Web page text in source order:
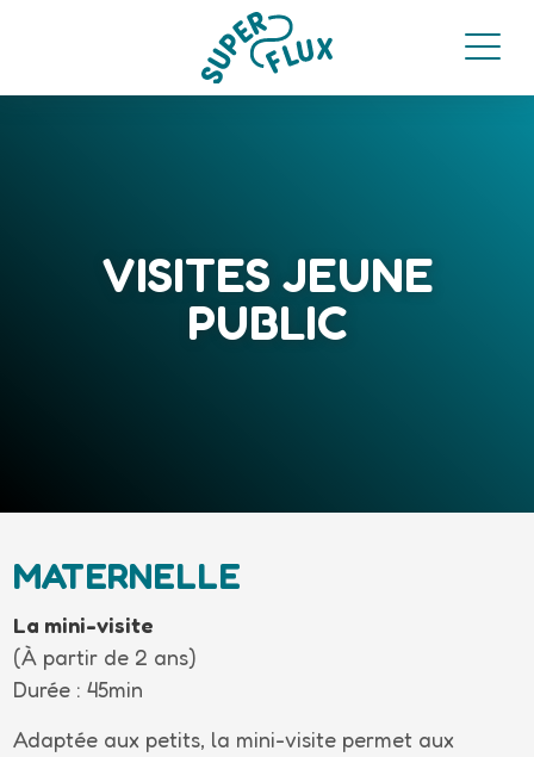
VISITES JEUNE
PUBLIC
MATERNELLE
La mini-visite
(À partir de 2 ans)
Durée : 45min
Adaptée aux petits, la mini-visite permet aux